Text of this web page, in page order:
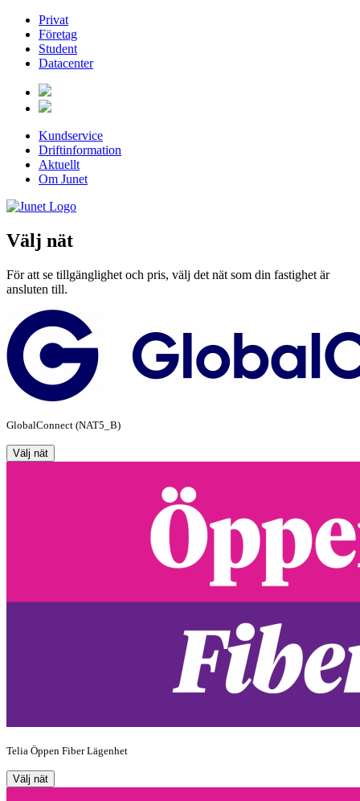
Privat
Företag
Student
Datacenter
Kundservice
Driftinformation
Aktuellt
Om Junet
Välj nät
För att se tillgänglighet och pris, välj det nät som din fastighet är
ansluten till.
GlobalConnect (NAT5_B)
Välj nät
Telia Öppen Fiber Lägenhet
Välj nät